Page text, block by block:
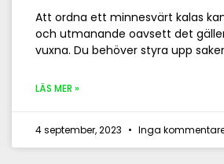
Att ordna ett minnesvärt kalas
och utmanande oavsett det
vuxna. Du behöver styra upp
LÄS MER »
4 september, 2023 Inga